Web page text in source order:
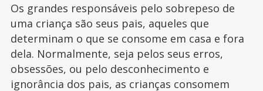
Os grandes responsáveis pelo sobrepeso de
uma criança são seus pais, aqueles que
determinam o que se consome em casa e fora
dela. Normalmente, seja pelos seus erros,
obsessões, ou pelo desconhecimento e
ignorância dos pais, as crianças consomem